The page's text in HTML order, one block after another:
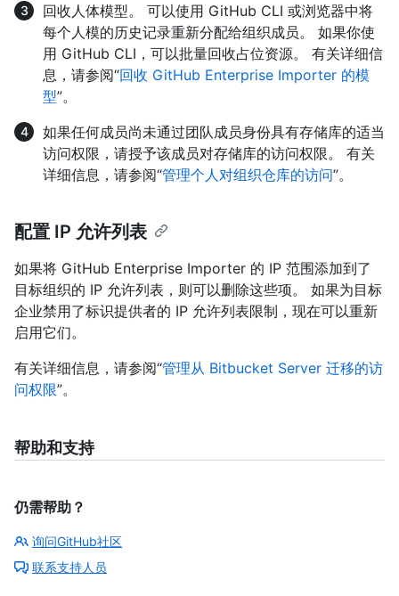
回收人体模型。 可以使用 GitHub CLI 或浏览器中将
每个人模的历史记录重新分配给组织成员。 如果你使
用 GitHub CLI，可以批量回收占位资源。 有关详细信
息，请参阅“回收 GitHub Enterprise Importer 的模
型”。
如果任何成员尚未通过团队成员身份具有存储库的适当
访问权限，请授予该成员对存储库的访问权限。 有关
详细信息，请参阅“管理个人对组织仓库的访问”。
配置 IP 允许列表
如果将 GitHub Enterprise Importer 的 IP 范围添加到了
目标组织的 IP 允许列表，则可以删除这些项。 如果为目标
企业禁用了标识提供者的 IP 允许列表限制，现在可以重新
启用它们。
有关详细信息，请参阅“管理从 Bitbucket Server 迁移的访
问权限”。
帮助和支持
仍需帮助？
询问GitHub社区
联系支持人员